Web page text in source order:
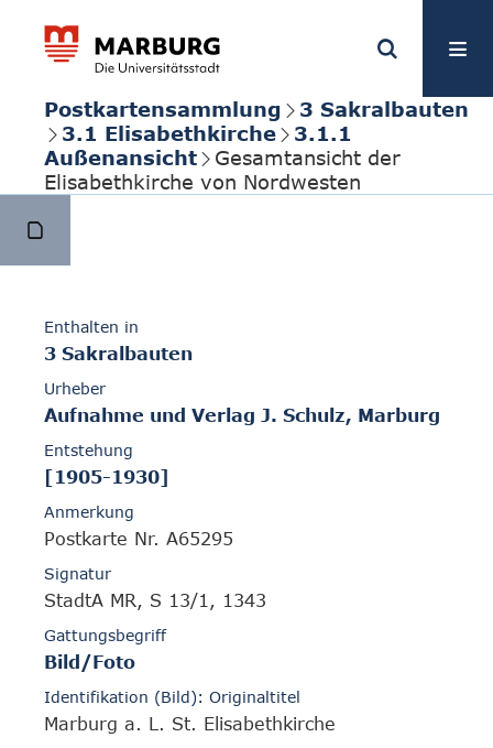
Postkartensammlung
3 Sakralbauten
3.1 Elisabethkirche
3.1.1
Außenansicht
Gesamtansicht der
Elisabethkirche von Nordwesten
Enthalten in
3 Sakralbauten
Urheber
Aufnahme und Verlag J. Schulz, Marburg
Entstehung
[1905-1930]
Anmerkung
Postkarte Nr. A65295
Signatur
StadtA MR, S 13/1, 1343
Gattungsbegriff
Bild/Foto
Identifikation (Bild): Originaltitel
Marburg a. L. St. Elisabethkirche